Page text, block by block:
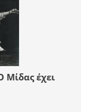
έχει